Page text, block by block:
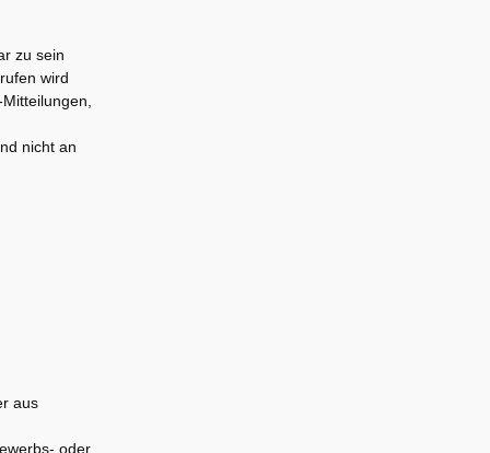
zu sein
wird
nicht an
aus
oder